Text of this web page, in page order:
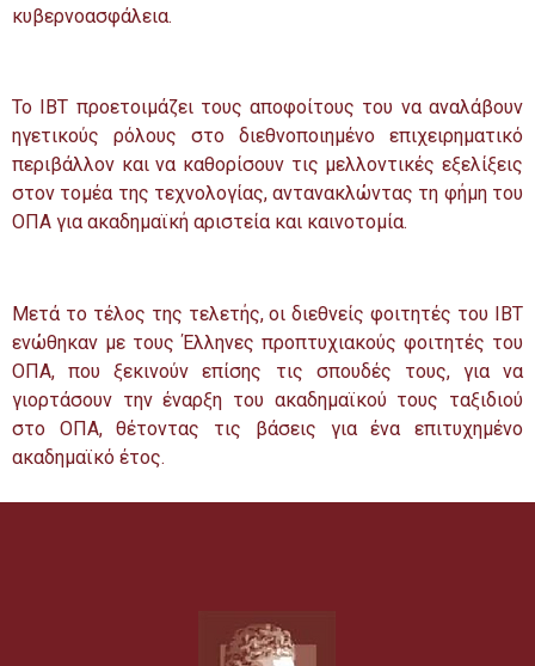
κυβερνοασφάλεια.
Το IBT προετοιμάζει τους αποφοίτους του να αναλάβουν
ηγετικούς ρόλους στο διεθνοποιημένο επιχειρηματικό
περιβάλλον και να καθορίσουν τις μελλοντικές εξελίξεις
στον τομέα της τεχνολογίας, αντανακλώντας τη φήμη του
ΟΠΑ για ακαδημαϊκή αριστεία και καινοτομία.
Μετά το τέλος της τελετής, οι διεθνείς φοιτητές του IBT
ενώθηκαν με τους Έλληνες προπτυχιακούς φοιτητές του
ΟΠΑ, που ξεκινούν επίσης τις σπουδές τους, για να
γιορτάσουν την έναρξη του ακαδημαϊκού τους ταξιδιού
στο ΟΠΑ, θέτοντας τις βάσεις για ένα επιτυχημένο
ακαδημαϊκό έτος.